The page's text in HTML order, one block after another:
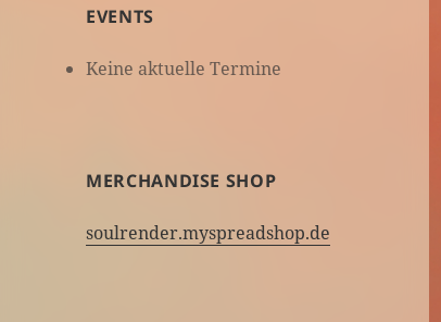
EVENTS
Keine aktuelle Termine
MERCHANDISE SHOP
soulrender.myspreadshop.de